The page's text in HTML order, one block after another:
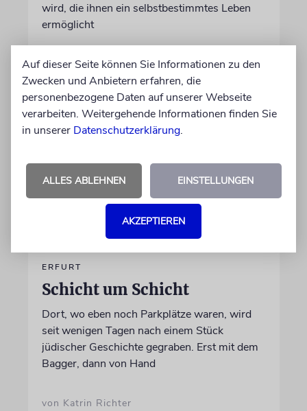
wird, die ihnen ein selbstbestimmtes Leben
ermöglicht
von Christine Schmitt
05.08.2026
ERFURT
Schicht um Schicht
Dort, wo eben noch Parkplätze waren, wird
seit wenigen Tagen nach einem Stück
jüdischer Geschichte gegraben. Erst mit dem
Bagger, dann von Hand
von Katrin Richter
Auf dieser Seite können Sie Informationen zu den
Zwecken und Anbietern erfahren, die
personenbezogene Daten auf unserer Webseite
verarbeiten. Weitergehende Informationen finden Sie
in unserer Datenschutzerklärung.
ALLES ABLEHNEN EINSTELLUNGEN
AKZEPTIEREN